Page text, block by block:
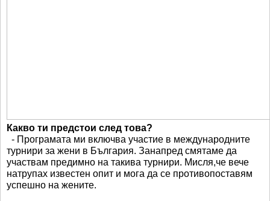
Какво ти предстои след това?
- Програмата ми включва участие в международните
турнири за жени в България. Занапред смятаме да
участвам предимно на такива турнири. Мисля,че вече
натрупах известен опит и мога да се противопоставям
успешно на жените.